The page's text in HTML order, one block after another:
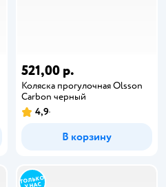
521,00 р.
Коляска прогулочная Olsson
Carbon черный
4,9
В корзину